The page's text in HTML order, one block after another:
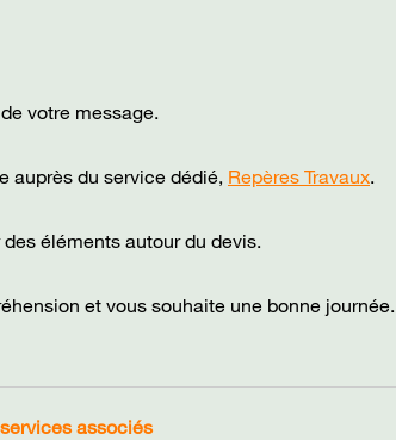
votre message.
auprès du service dédié, Repères Travaux.
éléments autour du devis.
et vous souhaite une bonne journée.
associés